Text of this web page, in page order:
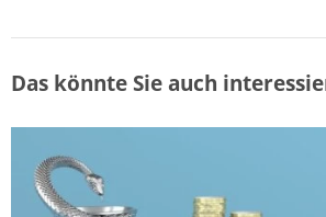
Das könnte Sie auch